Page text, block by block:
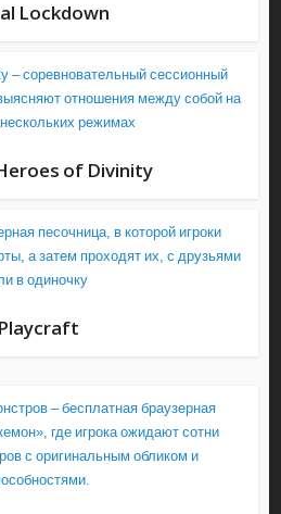
Lockdown
– соревновательный сессионный
отношения между собой на
режимах
of Divinity
песочница, в которой игроки
а затем проходят их, с друзьями
в одиночку
Playcraft
– бесплатная браузерная
где игрока ожидают сотни
с оригинальным обликом и